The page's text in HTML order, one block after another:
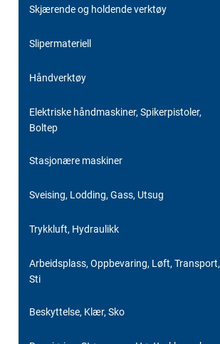
Skjærende og holdende verktøy
Slipermateriell
Håndverktøy
Elektriske håndmaskiner, Spikerpistoler,
Boltep
Stasjonære maskiner
Sveising, Lodding, Gass, Utsug
Trykkluft, Hydraulikk
Arbeidsplass, Oppbevaring, Løft, Transport,
Sti
Beskyttelse, Klær, Sko